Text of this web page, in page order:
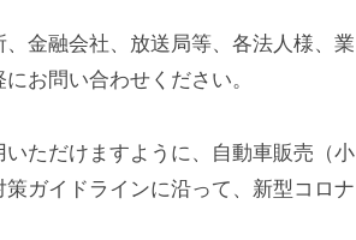
金融会社、放送局等、各法人様、業
お問い合わせください。
ただけますように、自動車販売（小
ガイドラインに沿って、新型コロナ